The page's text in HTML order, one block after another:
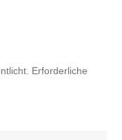
Erforderliche